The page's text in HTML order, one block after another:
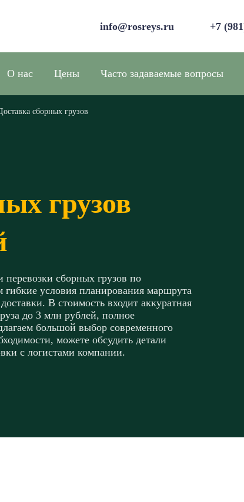
info@rosreys.ru +7
О нас Цены Часто задаваемые вопросы
сборных грузов
грузов
перевозки сборных грузов по
условия планирования маршрута
В стоимость входит аккуратная
до 3 млн рублей, полное
большой выбор современного
можете обсудить детали
с логистами компании.